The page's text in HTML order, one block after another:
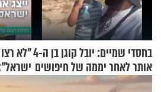
בחסדי שמיים: יובל קוגן בן ה-4
אותר לאחר יממה של חיפושים
"לא